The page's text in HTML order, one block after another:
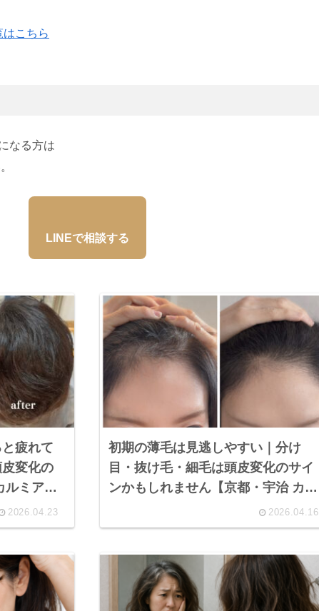
こちら
なる方は
LINEで相談する
疲れて
変化の
ルミアブ
2026.04.23
初期の薄毛は見逃しやすい｜分け
目・抜け毛・細毛は頭皮変化のサイ
ンかもしれません【京都・宇治 カル
2026.04.16